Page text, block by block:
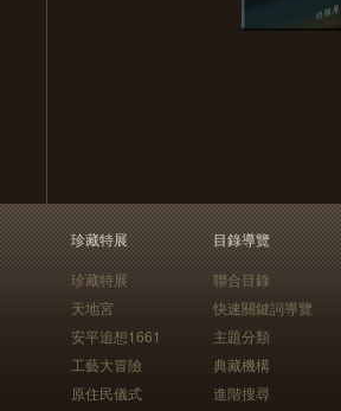
珍藏特展
珍藏特展
天地宮
安平追想1661
工藝大冒險
原住民儀式
目錄導覽
聯合目錄
快速關鍵詞導覽
主題分類
典藏機構
進階搜尋